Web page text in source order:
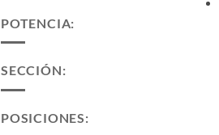
POTENCIA:
SECCIÓN:
POSICIONES: